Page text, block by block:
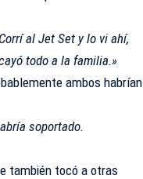
al Jet Set y lo vi ahí,
todo a la familia.»
ambos habrían
soportado.
también tocó a otras